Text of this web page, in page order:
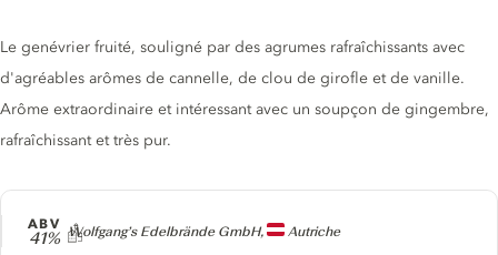
Producteur
Wolfgang’s Edelbrände GmbH, Autriche
ABV
41%
Description du gin
Le genévrier fruité, souligné par des agrumes rafraîchissants avec
d'agréables arômes de cannelle, de clou de girofle et de vanille.
Arôme extraordinaire et intéressant avec un soupçon de gingembre,
rafraîchissant et très pur.